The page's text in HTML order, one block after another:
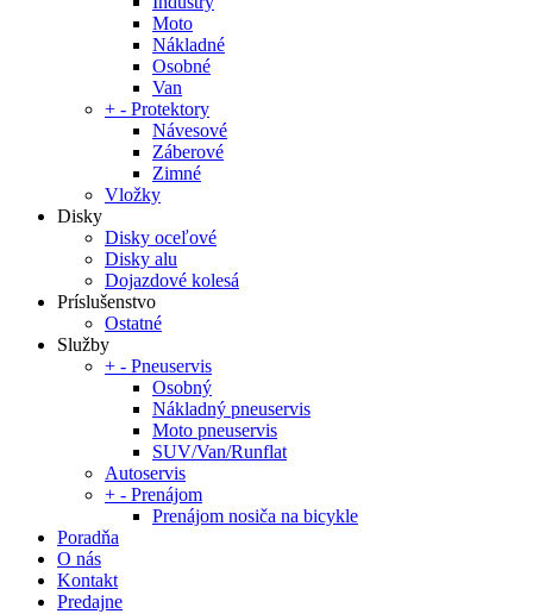
Moto
Nákladné
Osobné
Van
+ - Protektory
Návesové
Záberové
Zimné
Vložky
Disky
Disky oceľové
Disky alu
Dojazdové kolesá
Príslušenstvo
Ostatné
Služby
+ - Pneuservis
Osobný
Nákladný pneuservis
Moto pneuservis
SUV/Van/Runflat
Autoservis
+ - Prenájom
Prenájom nosiča na bicykle
Poradňa
O nás
Kontakt
Predajne